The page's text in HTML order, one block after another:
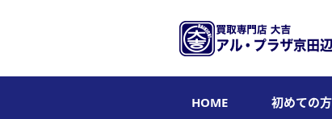
HOME 初めての方